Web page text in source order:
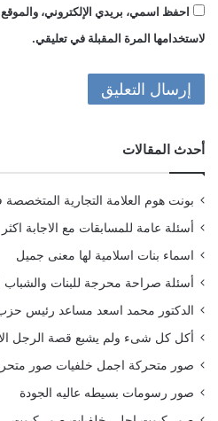
احفظ اسمي، بريدي الإلكتروني،
لاستخدامها المرة المقبلة في تعليقي.
أحدث المقالات
بونت هوم العلامة التجارية
أسئلة عامة للمسابقات مع الاجابة اكثر من 500
اسماء بنات اسلامية لها معنى جميل
أسئلة صراحة محرجة للبنات والشباب 2023
الدكتور محمد اسعد مساعد رئيس
أكل كل شىء ولم يشبع قصة الرجل
صور متحركة اجمل خلفيات صور
صور رسومات بسيطه عاليه الجودة